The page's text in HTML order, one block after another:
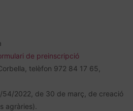
de preinscripció
telèfon 972 84 17 65,
54/2022, de 30 de març, de creació
agràries).